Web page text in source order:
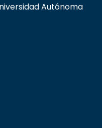
Autónoma